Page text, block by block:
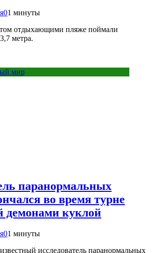
01 минуты
отдыхающими пляже поймали
метра.
мир
паранормальных
во время турне
демонами куклой
01 минуты
исследователь паранормальных